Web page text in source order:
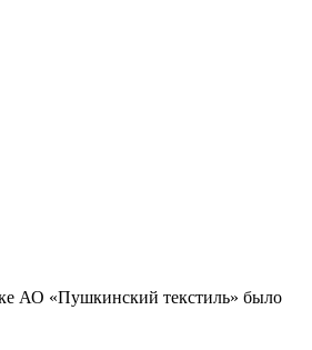
АО «Пушкинский текстиль» было